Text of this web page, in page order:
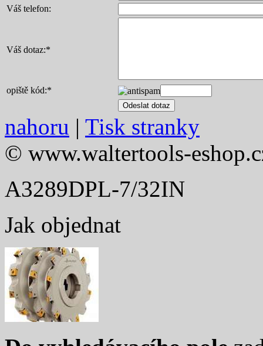
Váš telefon:
Váš dotaz:*
opiště kód:*
nahoru | Tisk stranky
© www.waltertools-
A3289DPL-7/32IN
Jak objednat